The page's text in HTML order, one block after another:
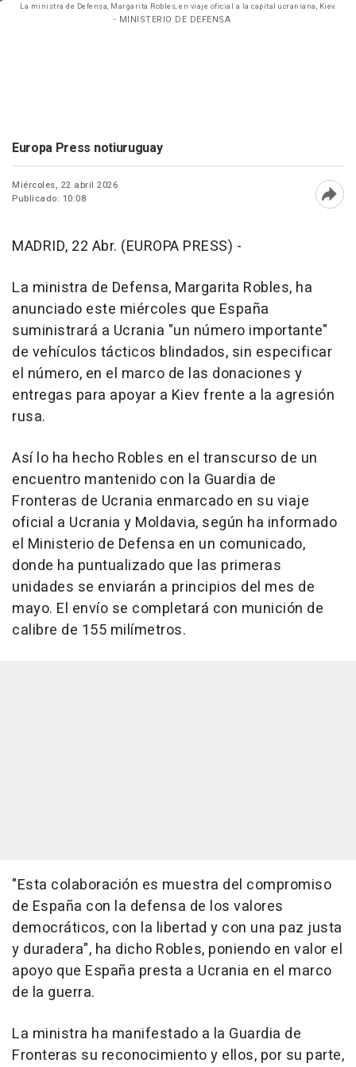
La ministra de Defensa, Margarita Robles, en viaje oficial a la capital ucraniana, Kiev.
- MINISTERIO DE DEFENSA
Europa Press notiuruguay
Miércoles, 22 abril 2026
Publicado: 10:08
MADRID, 22 Abr. (EUROPA PRESS) -
La ministra de Defensa, Margarita Robles, ha
anunciado este miércoles que España
suministrará a Ucrania "un número importante"
de vehículos tácticos blindados, sin especificar
el número, en el marco de las donaciones y
entregas para apoyar a Kiev frente a la agresión
rusa.
Así lo ha hecho Robles en el transcurso de un
encuentro mantenido con la Guardia de
Fronteras de Ucrania enmarcado en su viaje
oficial a Ucrania y Moldavia, según ha informado
el Ministerio de Defensa en un comunicado,
donde ha puntualizado que las primeras
unidades se enviarán a principios del mes de
mayo. El envío se completará con munición de
calibre de 155 milímetros.
"Esta colaboración es muestra del compromiso
de España con la defensa de los valores
democráticos, con la libertad y con una paz justa
y duradera", ha dicho Robles, poniendo en valor el
apoyo que España presta a Ucrania en el marco
de la guerra.
La ministra ha manifestado a la Guardia de
Fronteras su reconocimiento y ellos, por su parte,